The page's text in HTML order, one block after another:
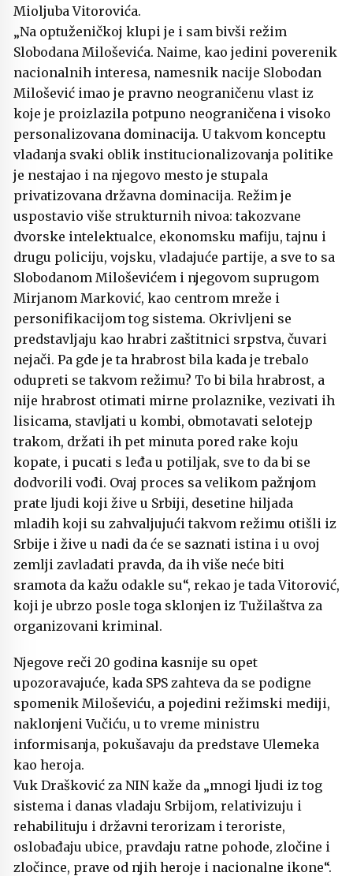
Mioljuba Vitorovića.
„Na optuženičkoj klupi je i sam bivši režim
Slobodana Miloševića. Naime, kao jedini poverenik
nacionalnih interesa, namesnik nacije Slobodan
Milošević imao je pravno neograničenu vlast iz
koje je proizlazila potpuno neograničena i visoko
personalizovana dominacija. U takvom konceptu
vladanja svaki oblik institucionalizovanja politike
je nestajao i na njegovo mesto je stupala
privatizovana državna dominacija. Režim je
uspostavio više strukturnih nivoa: takozvane
dvorske intelektualce, ekonomsku mafiju, tajnu i
drugu policiju, vojsku, vladajuće partije, a sve to sa
Slobodanom Miloševićem i njegovom suprugom
Mirjanom Marković, kao centrom mreže i
personifikacijom tog sistema. Okrivljeni se
predstavljaju kao hrabri zaštitnici srpstva, čuvari
nejači. Pa gde je ta hrabrost bila kada je trebalo
odupreti se takvom režimu? To bi bila hrabrost, a
nije hrabrost otimati mirne prolaznike, vezivati ih
lisicama, stavljati u kombi, obmotavati selotejp
trakom, držati ih pet minuta pored rake koju
kopate, i pucati s leđa u potiljak, sve to da bi se
dodvorili vođi. Ovaj proces sa velikom pažnjom
prate ljudi koji žive u Srbiji, desetine hiljada
mladih koji su zahvaljujući takvom režimu otišli iz
Srbije i žive u nadi da će se saznati istina i u ovoj
zemlji zavladati pravda, da ih više neće biti
sramota da kažu odakle su“, rekao je tada Vitorović,
koji je ubrzo posle toga sklonjen iz Tužilaštva za
organizovani kriminal.
Njegove reči 20 godina kasnije su opet
upozoravajuće, kada SPS zahteva da se podigne
spomenik Miloševiću, a pojedini režimski mediji,
naklonjeni Vučiću, u to vreme ministru
informisanja, pokušavaju da predstave Ulemeka
kao heroja.
Vuk Drašković za NIN kaže da „mnogi ljudi iz tog
sistema i danas vladaju Srbijom, relativizuju i
rehabilituju i državni terorizam i teroriste,
oslobađaju ubice, pravdaju ratne pohode, zločine i
zločince, prave od njih heroje i nacionalne ikone“.